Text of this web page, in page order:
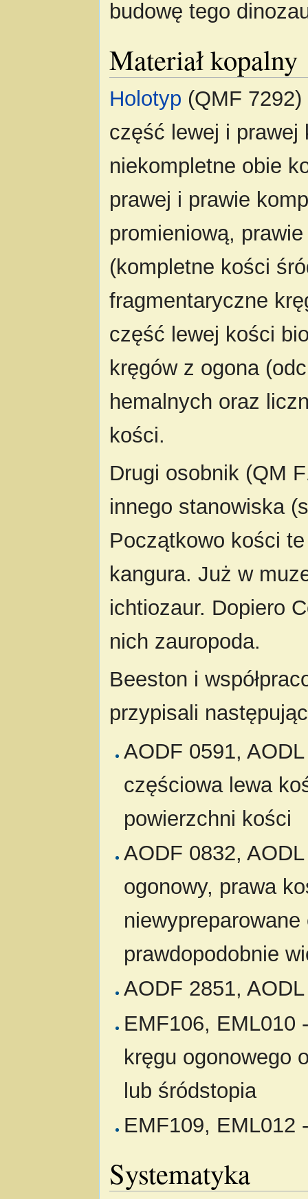
budowę tego
Materiał kopalny
Holotyp (QMF 7292)
część lewej i prawej
niekompletne obie
prawej i prawie
promieniową,
(kompletne kości
fragmentaryczne
część lewej kości
kręgów z ogona
hemalnych oraz
kości.
Drugi osobnik (QM
innego stanowiska
Początkowo kości
kangura. Już w
ichtiozaur. Dopiero
nich zauropoda.
Beeston i
przypisali
AODF 0591,
częściowa lewa
powierzchni kości
AODF 0832,
ogonowy, prawa
prawdopodobnie
AODF 2851,
EMF106, EML010
kręgu ogonowego
lub śródstopia
EMF109, EML012
Systematyka